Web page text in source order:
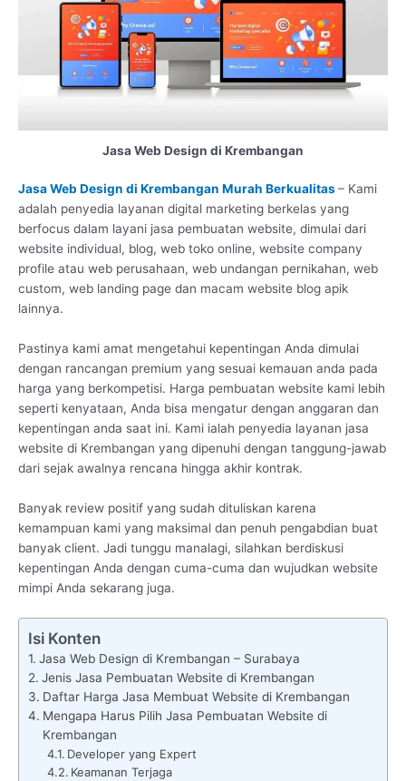
Jasa Web Design di Krembangan
Jasa Web Design di Krembangan Murah Berkualitas– Kami
adalah penyedia layanan digital marketing berkelas yang
berfocus dalam layani jasa pembuatan website, dimulai dari
website individual, blog, web toko online, website company
profile atau web perusahaan, web undangan pernikahan, web
custom, web landing page dan macam website blog apik
lainnya.
Pastinya kami amat mengetahui kepentingan Anda dimulai
dengan rancangan premium yang sesuai kemauan anda pada
harga yang berkompetisi. Harga pembuatan website kami lebih
seperti kenyataan, Anda bisa mengatur dengan anggaran dan
kepentingan anda saat ini. Kami ialah penyedia layanan jasa
website di Krembangan yang dipenuhi dengan tanggung-jawab
dari sejak awalnya rencana hingga akhir kontrak.
Banyak review positif yang sudah dituliskan karena
kemampuan kami yang maksimal dan penuh pengabdian buat
banyak client. Jadi tunggu manalagi, silahkan berdiskusi
kepentingan Anda dengan cuma-cuma dan wujudkan website
mimpi Anda sekarang juga.
Isi Konten
Jasa Web Design di Krembangan – Surabaya
Jenis Jasa Pembuatan Website di Krembangan
Daftar Harga Jasa Membuat Website di Krembangan
Mengapa Harus Pilih Jasa Pembuatan Website di
Krembangan
Developer yang Expert
Keamanan Terjaga